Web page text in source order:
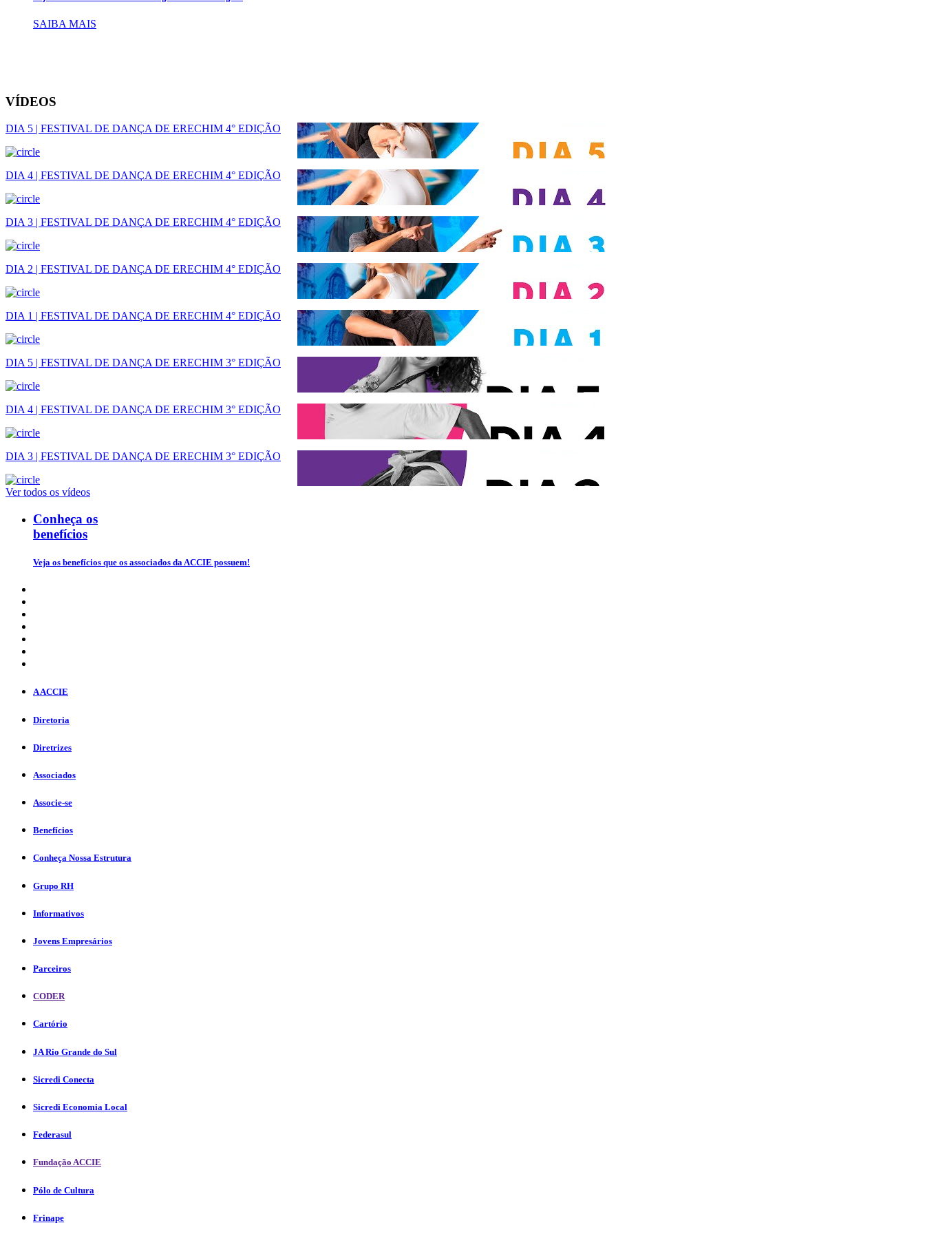
SAIBA MAIS
VÍDEOS
DIA 5 | FESTIVAL DE DANÇA DE ERECHIM 4° EDIÇÃO
DIA 4 | FESTIVAL DE DANÇA DE ERECHIM 4° EDIÇÃO
DIA 3 | FESTIVAL DE DANÇA DE ERECHIM 4° EDIÇÃO
DIA 2 | FESTIVAL DE DANÇA DE ERECHIM 4° EDIÇÃO
DIA 1 | FESTIVAL DE DANÇA DE ERECHIM 4° EDIÇÃO
DIA 5 | FESTIVAL DE DANÇA DE ERECHIM 3° EDIÇÃO
DIA 4 | FESTIVAL DE DANÇA DE ERECHIM 3° EDIÇÃO
DIA 3 | FESTIVAL DE DANÇA DE ERECHIM 3° EDIÇÃO
Ver todos os vídeos
Conheça os
benefícios
Veja os benefícios que os associados da ACCIE possuem!
A ACCIE
Diretoria
Diretrizes
Associados
Associe-se
Benefícios
Conheça Nossa Estrutura
Grupo RH
Informativos
Jovens Empresários
Parceiros
CODER
Cartório
JA Rio Grande do Sul
Sicredi Conecta
Sicredi Economia Local
Federasul
Fundação ACCIE
Pólo de Cultura
Frinape